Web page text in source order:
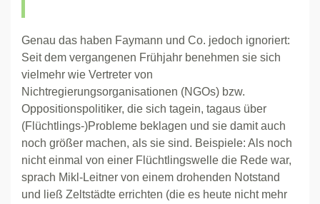
Genau das haben Faymann und Co. jedoch ignoriert:
Seit dem vergangenen Frühjahr benehmen sie sich
vielmehr wie Vertreter von
Nichtregierungsorganisationen (NGOs) bzw.
Oppositionspolitiker, die sich tagein, tagaus über
(Flüchtlings-)Probleme beklagen und sie damit auch
noch größer machen, als sie sind. Beispiele: Als noch
nicht einmal von einer Flüchtlingswelle die Rede war,
sprach Mikl-Leitner von einem drohenden Notstand
und ließ Zeltstädte errichten (die es heute nicht mehr